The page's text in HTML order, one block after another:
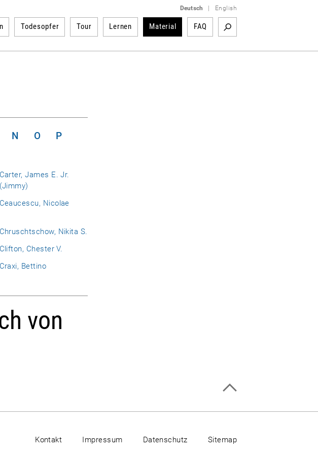
Deutsch English
Todesopfer Tour Lernen Material FAQ
N O
P
Carter, James E. Jr.
(Jimmy)
Ceaucescu, Nicolae
Chruschtschow, Nikita S.
Clifton, Chester V.
Craxi, Bettino
von
Kontakt Impressum Datenschutz Sitemap